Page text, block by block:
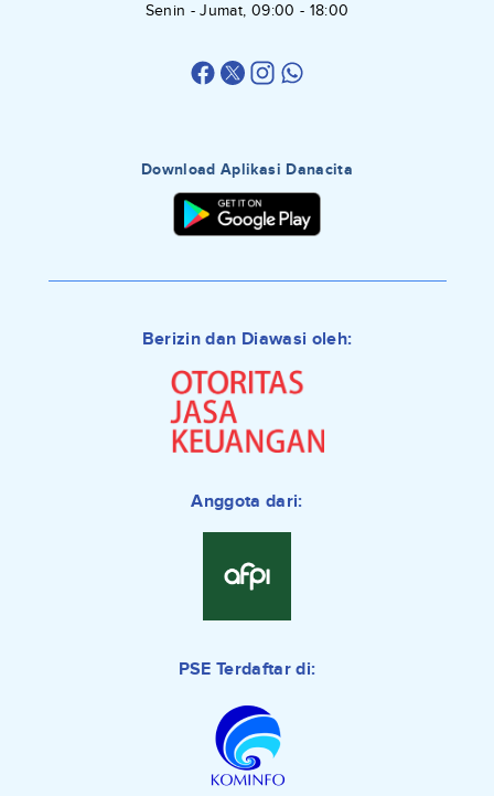
Senin - Jumat, 09:00 - 18:00
Download Aplikasi Danacita
Berizin dan Diawasi oleh:
Anggota dari:
PSE Terdaftar di: